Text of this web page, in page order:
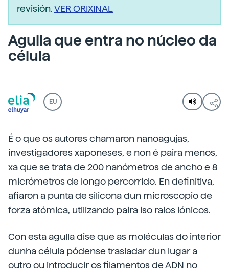
revisión.VER ORIXINAL
Agulla que entra no núcleo da
célula
EU
É o que os autores chamaron nanoagujas,
investigadores xaponeses, e non é paira menos,
xa que se trata de 200 nanómetros de ancho e 8
micrómetros de longo percorrido. En definitiva,
afiaron a punta de silicona dun microscopio de
forza atómica, utilizando paira iso raios iónicos.
Con esta agulla dise que as moléculas do interior
dunha célula pódense trasladar dun lugar a
outro ou introducir os filamentos de ADN no